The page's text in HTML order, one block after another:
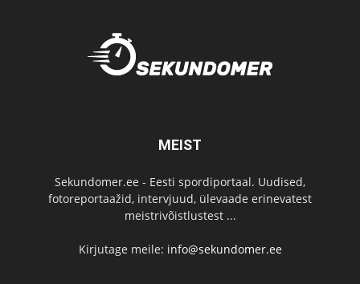
MEIST
Sekundomer.ee - Eesti spordiportaal. Uudised,
fotoreportaažid, intervjuud, ülevaade erinevatest
meistrivõistlustest ...
Kirjutage meile: info@sekundomer.ee